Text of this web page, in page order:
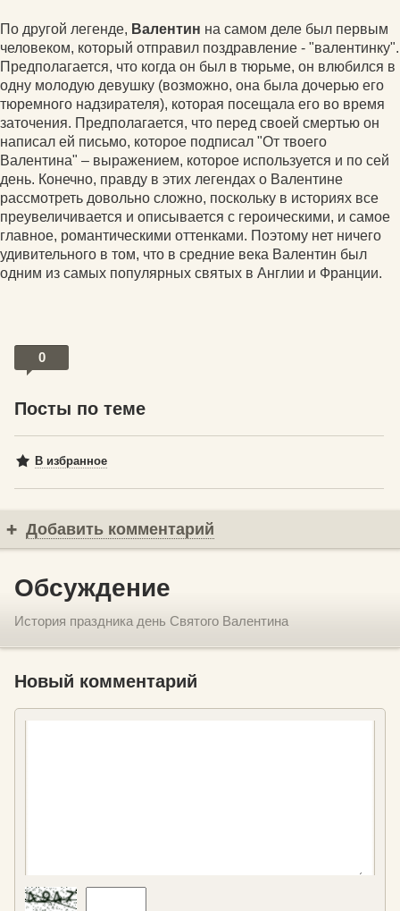
По другой легенде, Валентин на самом деле был первым
человеком, который отправил поздравление - "валентинку".
Предполагается, что когда он был в тюрьме, он влюбился в
одну молодую девушку (возможно, она была дочерью его
тюремного надзирателя), которая посещала его во время
заточения. Предполагается, что перед своей смертью он
написал ей письмо, которое подписал "От твоего
Валентина" – выражением, которое используется и по сей
день. Конечно, правду в этих легендах о Валентине
рассмотреть довольно сложно, поскольку в историях все
преувеличивается и описывается с героическими, и самое
главное, романтическими оттенками. Поэтому нет ничего
удивительного в том, что в средние века Валентин был
одним из самых популярных святых в Англии и Франции.
0
Посты по теме
В избранное
Добавить комментарий
Обсуждение
История праздника день Святого Валентина
Новый комментарий